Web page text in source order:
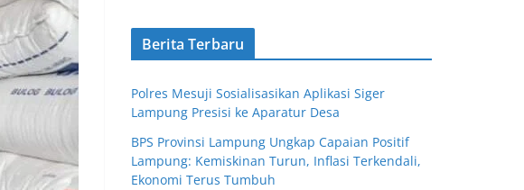
Berita Terbaru
Polres Mesuji Sosialisasikan Aplikasi Siger
Lampung Presisi ke Aparatur Desa
BPS Provinsi Lampung Ungkap Capaian Positif
Lampung: Kemiskinan Turun, Inflasi Terkendali,
Ekonomi Terus Tumbuh